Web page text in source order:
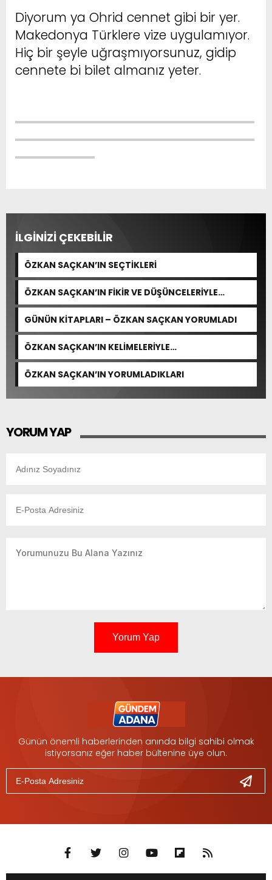
Diyorum ya Ohrid cennet gibi bir yer.
Makedonya Türklere vize uygulamıyor.
Hiç bir şeyle uğraşmıyorsunuz, gidip
cennete bi bilet almanız yeter.
İLGİNİZİ ÇEKEBİLİR
ÖZKAN SAÇKAN’IN SEÇTİKLERİ
ÖZKAN SAÇKAN’IN FİKİR VE DÜŞÜNCELERİYLE
YORUMLADIKLARI
GÜNÜN KİTAPLARI – ÖZKAN SAÇKAN YORUMLADI
ÖZKAN SAÇKAN’IN KELİMELERİYLE…
ÖZKAN SAÇKAN’IN YORUMLADIKLARI
YORUM YAP
Yorum Yap
Günün önemli haberlerinden anında bilgi sahibi olmak
istiyorsanız eğer haber bültenine üye olun.